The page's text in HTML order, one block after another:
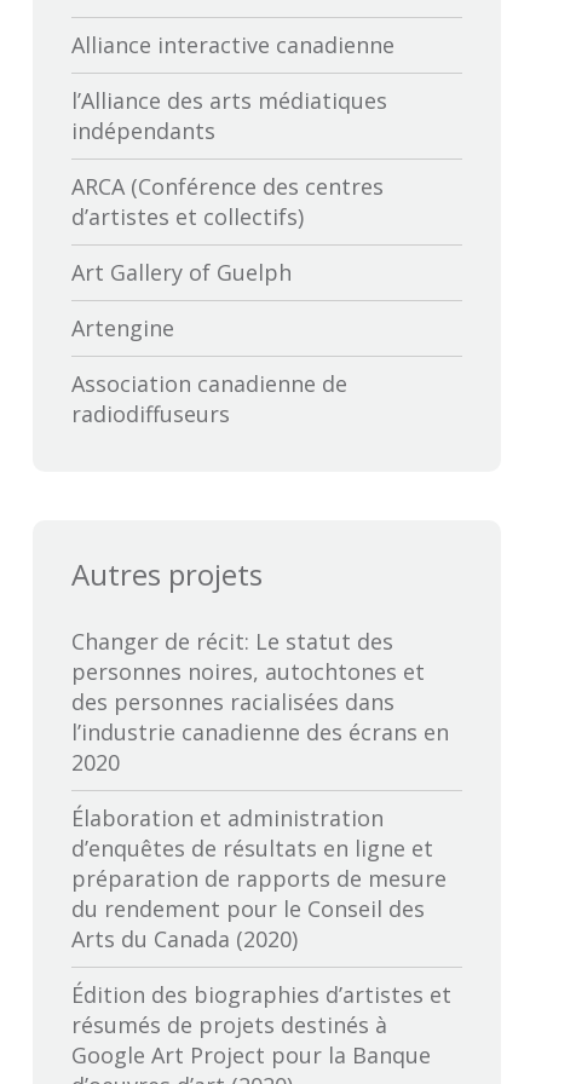
Alliance interactive canadienne
l’Alliance des arts médiatiques
indépendants
ARCA (Conférence des centres
d’artistes et collectifs)
Art Gallery of Guelph
Artengine
Association canadienne de
radiodiffuseurs
British Columbia Film
Bureau des productions
audiovisuelles autochtones
Calgary International Film Festival
Canadian Cable Television
Association
Canadian Media Producers
Association
CBC-Société de Radio Canada
Cineworks
Conférence canadienne des arts
Autres projets
Changer de récit: Le statut des
personnes noires, autochtones et
des personnes racialisées dans
l’industrie canadienne des écrans en
2020
Élaboration et administration
d’enquêtes de résultats en ligne et
préparation de rapports de mesure
du rendement pour le Conseil des
Arts du Canada (2020)
Édition des biographies d’artistes et
résumés de projets destinés à
Google Art Project pour la Banque